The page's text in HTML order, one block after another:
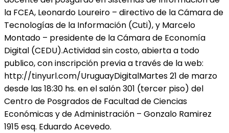
la FCEA, Leonardo Loureiro – directivo de la Cámara de
Tecnologías de la Información (Cuti), y Marcelo
Montado – presidente de la Cámara de Economía
Digital (CEDU).Actividad sin costo, abierta a todo
publico, con inscripción previa a través de la web:
http://tinyurl.com/UruguayDigitalMartes 21 de marzo
desde las 18:30 hs. en el salón 301 (tercer piso) del
Centro de Posgrados de Facultad de Ciencias
Económicas y de Administración – Gonzalo Ramirez
1915 esq. Eduardo Acevedo.